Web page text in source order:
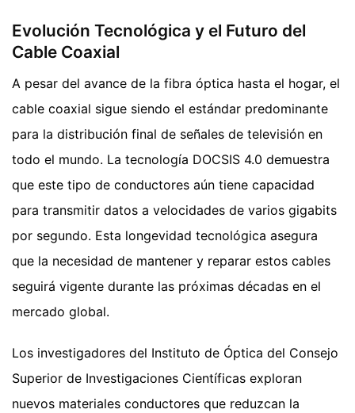
Evolución Tecnológica y el Futuro del
Cable Coaxial
A pesar del avance de la fibra óptica hasta el hogar, el
cable coaxial sigue siendo el estándar predominante
para la distribución final de señales de televisión en
todo el mundo. La tecnología DOCSIS 4.0 demuestra
que este tipo de conductores aún tiene capacidad
para transmitir datos a velocidades de varios gigabits
por segundo. Esta longevidad tecnológica asegura
que la necesidad de mantener y reparar estos cables
seguirá vigente durante las próximas décadas en el
mercado global.
Los investigadores del Instituto de Óptica del Consejo
Superior de Investigaciones Científicas exploran
nuevos materiales conductores que reduzcan la